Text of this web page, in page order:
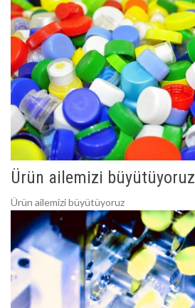
Ürün ailemizi büyütüyoruz
Ürün ailemizi büyütüyoruz